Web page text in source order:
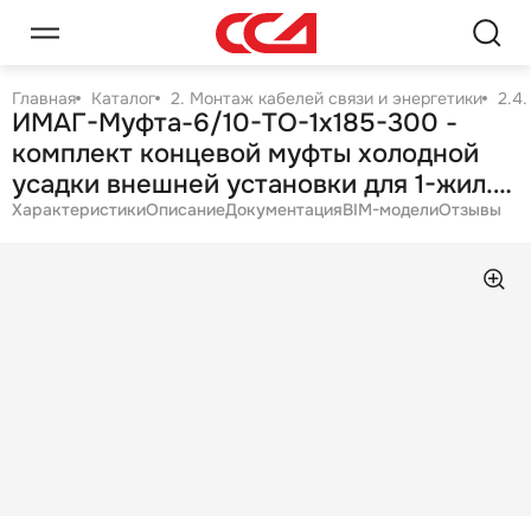
Главная Каталог 2. Монтаж кабелей связи и энергетики 2.4.
ИМАГ-Муфта-6/10-TO-1х185-300 -
комплект концевой муфты холодной
усадки внешней установки для 1-жил.
кабеля с изоляцией из СПЭ на 6/10 кВ,
ХарактеристикиОписаниеДокументацияBIM-моделиОтзывы